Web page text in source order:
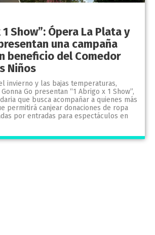
Show”: Ópera La Plata y
una campaña
beneficio del Comedor
Niños
invierno y las bajas temperaturas,
Go presentan “1 Abrigo x 1 Show”,
que busca acompañar a quienes más
permitirá canjear donaciones de ropa
por entradas para espectáculos en